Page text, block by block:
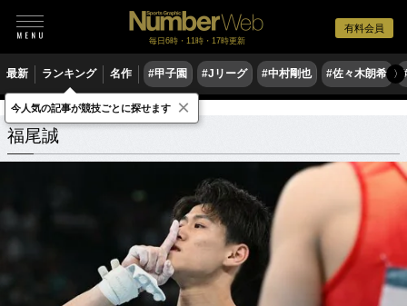
有料会員
毎日6時・11時・17時更新
最新 ランキング 名作 #甲子園 #Jリーグ #中村剛也 #佐々木朗希 〉
福尾誠 関連記事
福尾誠
今人気の記事が競技ごとに探せます ×